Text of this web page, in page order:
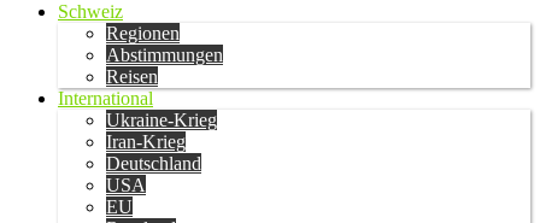
Schweiz
Regionen
Abstimmungen
Reisen
International
Ukraine-Krieg
Iran-Krieg
Deutschland
USA
EU